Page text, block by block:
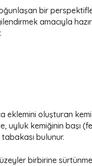
bir
amacıyla
eklemini oluşturan
uyluk kemiğinin başı
bulunur.
birbirine